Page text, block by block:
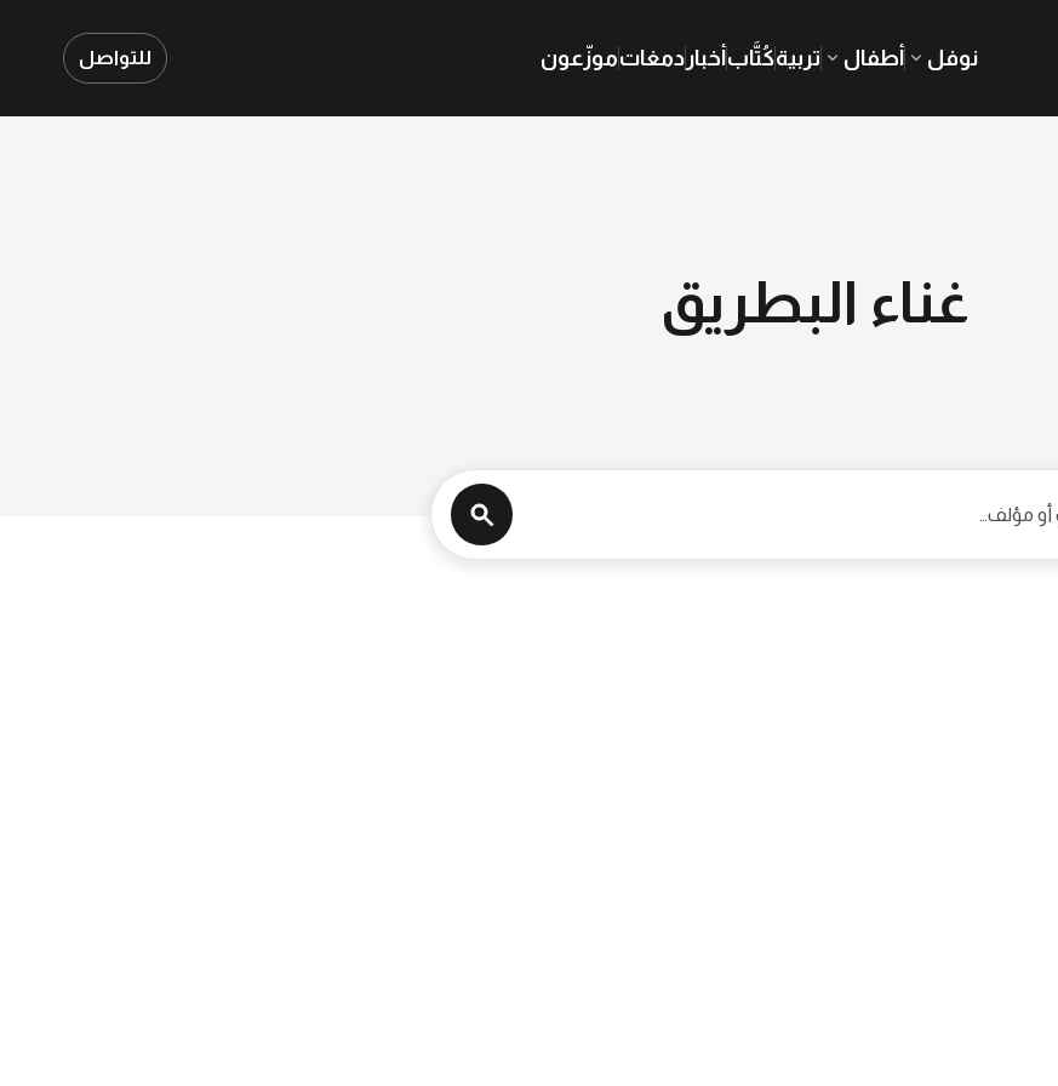
نوفل أطفال تربيةكُتَّابأخبار دمغاتموزّعون للتواصل
غناء البطريق